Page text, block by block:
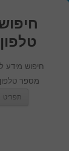
טלפון
חיפוש מידע
מספר
תפריט